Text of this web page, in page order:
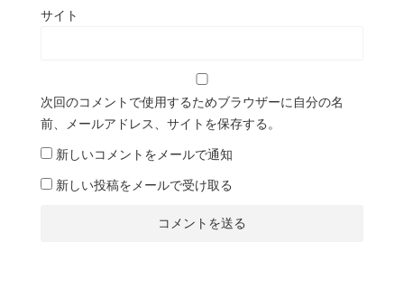
サイト
次回のコメントで使用するためブラウザーに自分の名
前、メールアドレス、サイトを保存する。
新しいコメントをメールで通知
新しい投稿をメールで受け取る